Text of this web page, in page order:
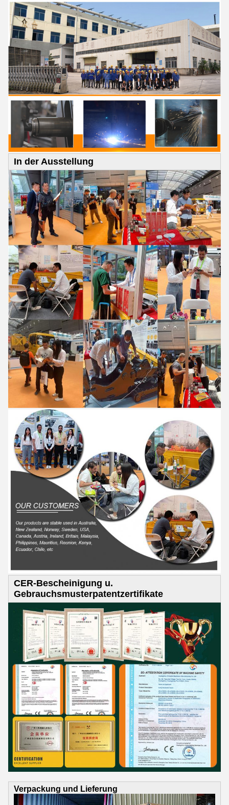
In der Ausstellung
CER-Bescheinigung u.
Gebrauchsmusterpatentzertifikate
Verpackung und Lieferung